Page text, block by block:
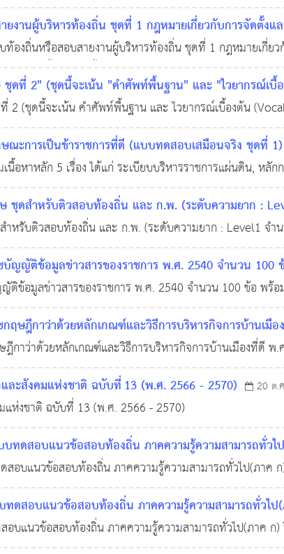
านผู้บริหารท้องถิ่น ชุดที่ 1 กฎหมายเกี่ยวกับการจัดตั้งแล
ลย
11 พ.ย. 2568 0 2,187
องถิ่นหรือสอบสายงานผู้บริหารท้องถิ่น ชุดที่ 1 กฎหมายเกี่ยว
มเฉลย เนื้อหาส่วนนี้ประกอบด้วย (1) พระราชบัญญัติองค์กา
ดที่ 2" (ชุดนี้จะเน้น "คำศัพท์พื้นฐาน" และ "ไวยากรณ์เ
0 527
(ชุดนี้จะเน้น คำศัพท์พื้นฐาน และ ไวยากรณ์เบื้องต้น
ะการเป็นข้าราชการที่ดี (แบบทดสอบเสมือนจริง ชุดที่ 1)
อหาหลัก 5 เรื่อง ได้แก่ ระเบียบบริหารราชการแผ่นดิน, หลัก
การปฏิบัติหน้าที่ราชการ, และ เจตคติและจริยธรรมสำหรับข้
ดสำหรับติวสอบท้องถิ่น และ ก.พ. (ระดับความยาก :
หรับติวสอบท้องถิ่น และ ก.พ. (ระดับความยาก : Level1 จำ
ญัติข้อมูลข่าวสารของราชการ พ.ศ. 2540 จำนวน 100
อมูลข่าวสารของราชการ พ.ศ. 2540 จำนวน 100 ข้อ พร้อ
ฎีกาว่าด้วยหลักเกณฑ์และวิธีการบริหารกิจการบ้านเมื
อมเฉลย
26 ต.ค. 2568 0 1,208
าว่าด้วยหลักเกณฑ์และวิธีการบริหารกิจการบ้านเมืองที่ดี พ.
ะสังคมแห่งชาติ ฉบับที่ 13 (พ.ศ. 2566 - 2570) 20 ต.
ห่งชาติ ฉบับที่ 13 (พ.ศ. 2566 - 2570)
ดสอบแนวข้อสอบท้องถิ่น ภาคความรู้ความสามารถทั่วไ
ธ.ค. 2565 0 7,139
บแนวข้อสอบท้องถิ่น ภาคความรู้ความสามารถทั่วไป(ภาค ก
ระกอบด้วยแบบทดสอบแนวข้อสอบ รัฐธรรมนูญแห่งราชอาณ
สอบแนวข้อสอบท้องถิ่น ภาคความรู้ความสามารถทั่วไป
)
03 ธ.ค. 2565 0 5,226
แนวข้อสอบท้องถิ่น ภาคความรู้ความสามารถทั่วไป(ภาค ก)